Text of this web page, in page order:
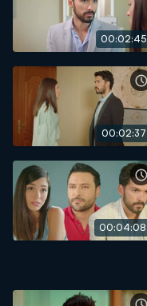
00:02:45
00:02:37
00:04:08